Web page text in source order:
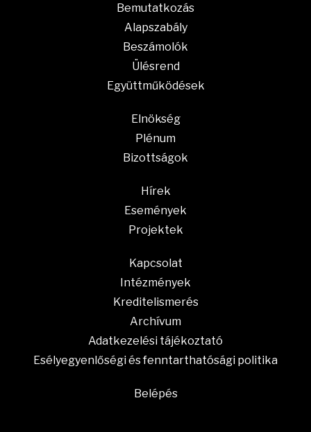
Bemutatkozás
Alapszabály
Beszámolók
Ülésrend
Együttműködések
Elnökség
Plénum
Bizottságok
Hírek
Események
Projektek
Kapcsolat
Intézmények
Kreditelismerés
Archívum
Adatkezelési tájékoztató
Esélyegyenlőségi és fenntarthatósági politika
Belépés